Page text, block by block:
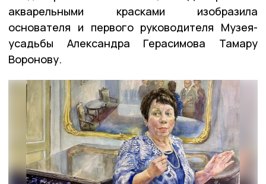
акварельными красками изобразила
основателя и первого руководителя Музея-
усадьбы Александра Герасимова Тамару
Воронову.